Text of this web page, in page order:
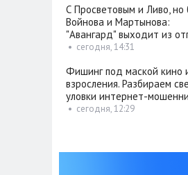
С Просветовым и Ливо, но
Войнова и Мартынова:
"Авангард" выходит из
• сегодня, 14:31
Фишинг под маской кино
взросления. Разбираем
уловки интернет-
• сегодня, 12:29